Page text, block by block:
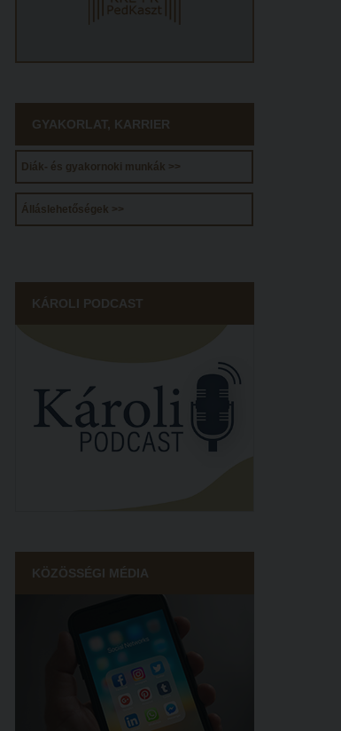
GYAKORLAT, KARRIER
Diák- és gyakornoki munkák >>
Álláslehetőségek >>
KÁROLI PODCAST
KÖZÖSSÉGI MÉDIA